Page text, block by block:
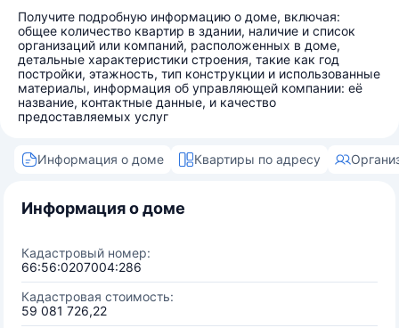
Получите подробную информацию о доме, включая:
общее количество квартир в здании, наличие и список
организаций или компаний, расположенных в доме,
детальные характеристики строения, такие как год
постройки, этажность, тип конструкции и использованные
материалы, информация об управляющей компании: её
название, контактные данные, и качество
предоставляемых услуг
Информация о доме Квартиры по адресу
Информация о доме
Кадастровый номер:
66:56:0207004:286
Кадастровая стоимость:
59 081 726,22